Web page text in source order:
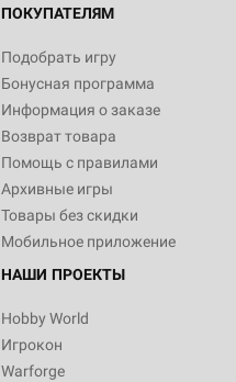
ПОКУПАТЕЛЯМ
Подобрать игру
Бонусная программа
Информация о заказе
Возврат товара
Помощь с правилами
Архивные игры
Товары без скидки
Мобильное приложение
НАШИ ПРОЕКТЫ
Hobby World
Игрокон
Warforge